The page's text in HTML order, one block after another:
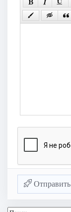
Отправить